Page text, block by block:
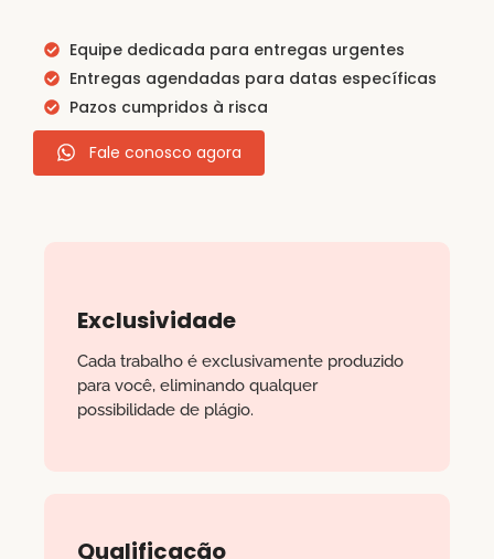
Equipe dedicada para entregas urgentes
Entregas agendadas para datas específicas
Pazos cumpridos à risca
Fale conosco agora
Exclusividade
Cada trabalho é exclusivamente produzido
para você, eliminando qualquer
possibilidade de plágio.
Qualificação